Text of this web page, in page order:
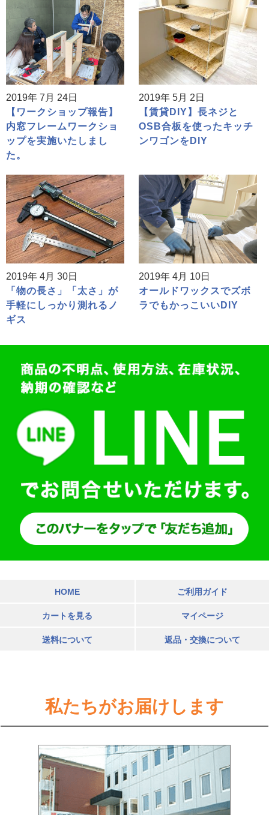
2019年 7月 24日
【ワークショップ報告】
内窓フレームワークショ
ップを実施いたしまし
た。
2019年 5月 2日
【賃貸DIY】長ネジと
OSB合板を使ったキッチ
ンワゴンをDIY
2019年 4月 30日
「物の長さ」「太さ」が
手軽にしっかり測れるノ
ギス
2019年 4月 10日
オールドワックスでズボ
ラでもかっこいいDIY
HOME ご利用ガイド
カートを見る マイページ
送料について 返品・交換について
私たちがお届けします